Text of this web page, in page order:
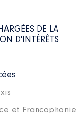
DE LA
D'INTÉRÊTS
et Francophonie